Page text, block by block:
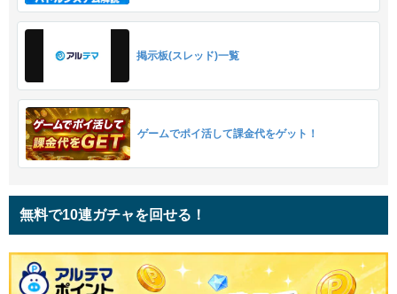
掲示板(スレッド)一覧
ゲームでポイ活して課金代をゲット！
無料で10連ガチャを回せる！